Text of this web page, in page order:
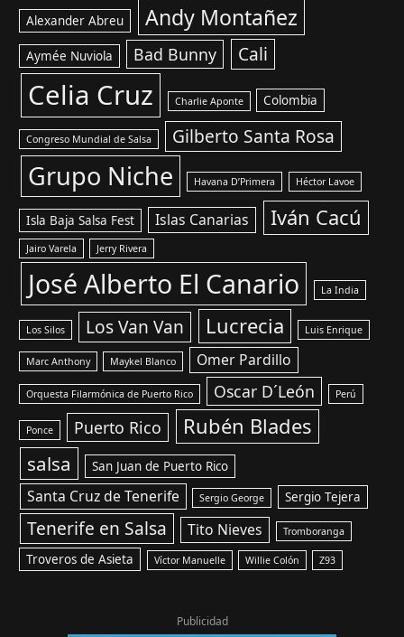
Alexander Abreu Andy Montañez
Aymée Nuviola Bad Bunny Cali
Celia Cruz Charlie Aponte Colombia
Congreso Mundial de Salsa Gilberto Santa Rosa
Grupo Niche Havana D’Primera Héctor Lavoe
Isla Baja Salsa Fest Islas Canarias Iván Cacú
Jairo Varela Jerry Rivera
José Alberto El Canario La India
Los Silos Los Van Van Lucrecia Luis Enrique
Marc Anthony Maykel Blanco Omer Pardillo
Orquesta Filarmónica de Puerto Rico Oscar D´León Perú
Ponce Puerto Rico Rubén Blades
salsa San Juan de Puerto Rico
Santa Cruz de Tenerife Sergio George Sergio Tejera
Tenerife en Salsa Tito Nieves Tromboranga
Troveros de Asieta Víctor Manuelle Willie Colón Z93
Publicidad